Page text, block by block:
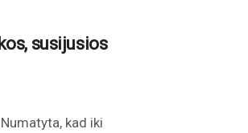
susijusios
kad iki